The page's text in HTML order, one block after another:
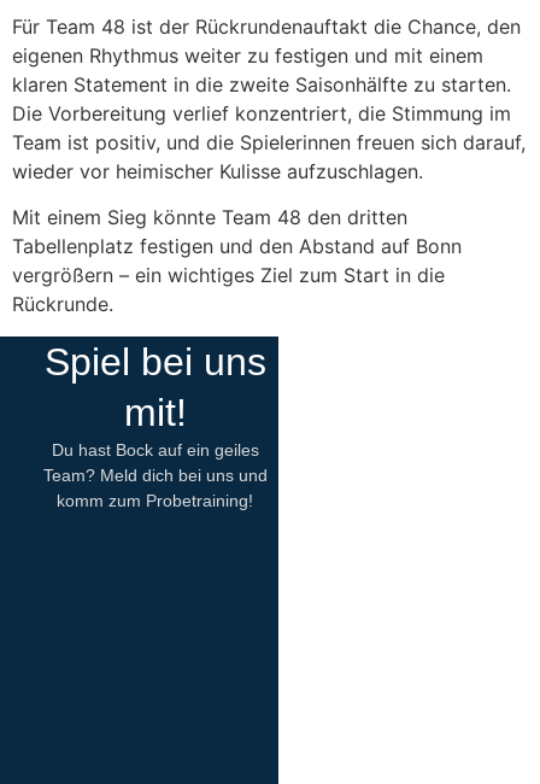
Für Team 48 ist der Rückrundenauftakt die Chance, den
eigenen Rhythmus weiter zu festigen und mit einem
klaren Statement in die zweite Saisonhälfte zu starten.
Die Vorbereitung verlief konzentriert, die Stimmung im
Team ist positiv, und die Spielerinnen freuen sich darauf,
wieder vor heimischer Kulisse aufzuschlagen.
Mit einem Sieg könnte Team 48 den dritten
Tabellenplatz festigen und den Abstand auf Bonn
vergrößern – ein wichtiges Ziel zum Start in die
Rückrunde.
Spiel bei uns
mit!
Du hast Bock auf ein geiles
Team? Meld dich bei uns und
komm zum Probetraining!